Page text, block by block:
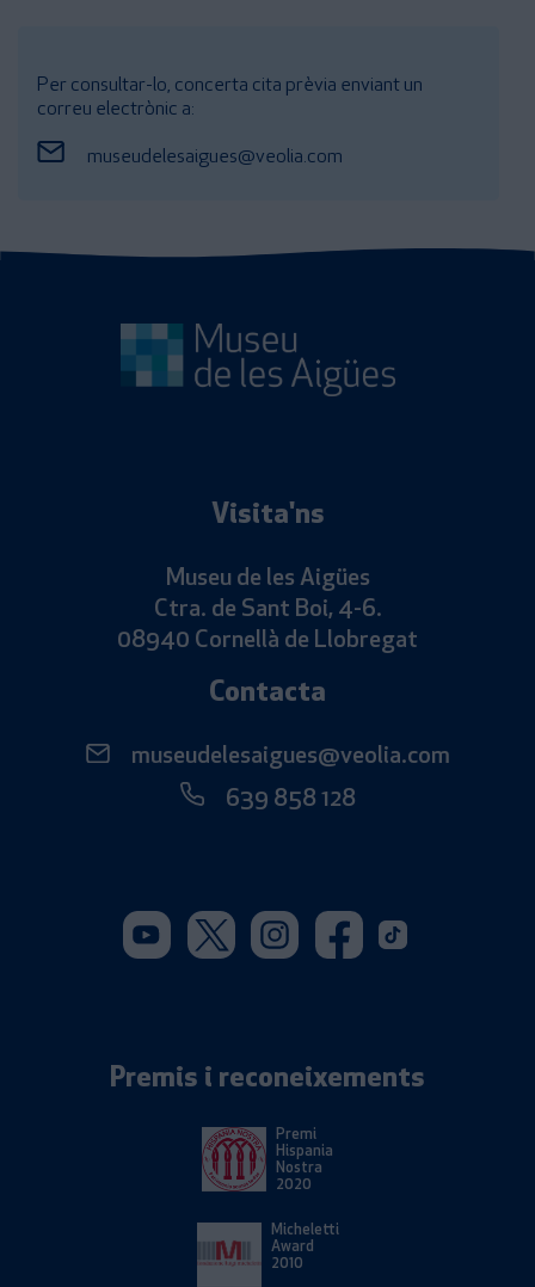
Per consultar-lo, concerta cita prèvia enviant un
correu electrònic a:
museudelesaigues@veolia.com
Visita'ns
Museu de les Aigües
Ctra. de Sant Boi, 4-6.
08940 Cornellà de Llobregat
Contacta
museudelesaigues@veolia.com
639 858 128
Youtube. S'obre en una nova
Twitter. S'obre en una
Instagram. S'obre
Facebook.
Tiktok.
Premis i reconeixements
Premi
Hispania
Nostra
2020
Micheletti
Award
2010